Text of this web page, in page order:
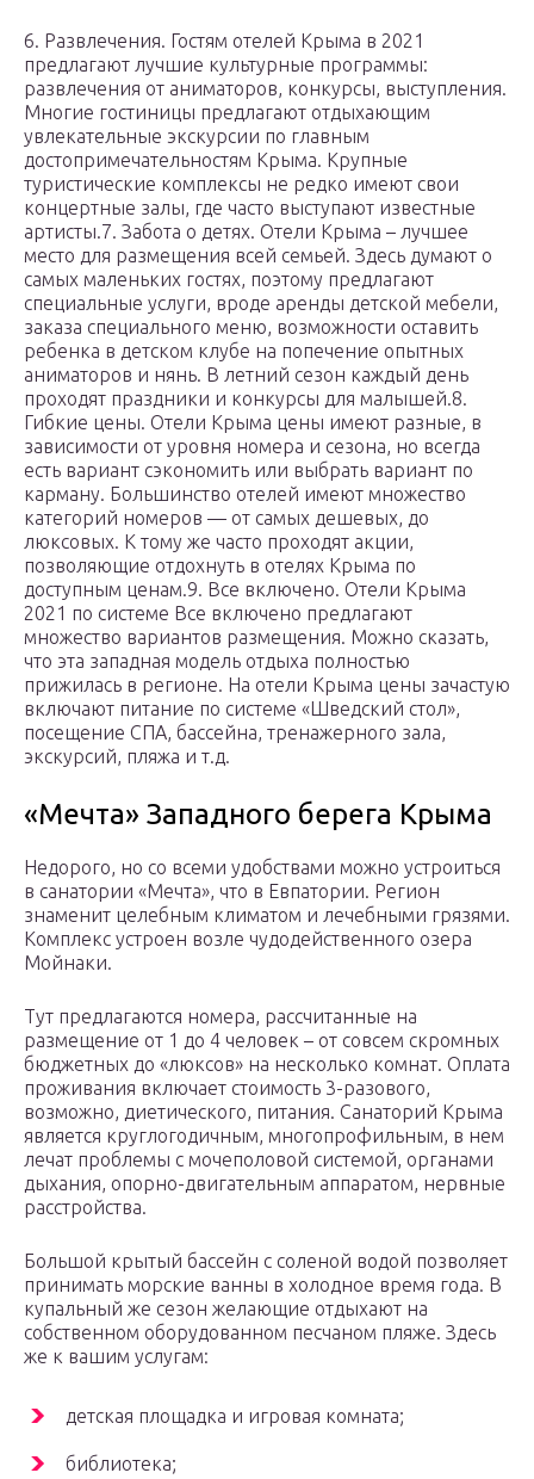
6. Развлечения. Гостям отелей Крыма в 2021
предлагают лучшие культурные программы:
развлечения от аниматоров, конкурсы, выступления.
Многие гостиницы предлагают отдыхающим
увлекательные экскурсии по главным
достопримечательностям Крыма. Крупные
туристические комплексы не редко имеют свои
концертные залы, где часто выступают известные
артисты.7. Забота о детях. Отели Крыма – лучшее
место для размещения всей семьей. Здесь думают о
самых маленьких гостях, поэтому предлагают
специальные услуги, вроде аренды детской мебели,
заказа специального меню, возможности оставить
ребенка в детском клубе на попечение опытных
аниматоров и нянь. В летний сезон каждый день
проходят праздники и конкурсы для малышей.8.
Гибкие цены. Отели Крыма цены имеют разные, в
зависимости от уровня номера и сезона, но всегда
есть вариант сэкономить или выбрать вариант по
карману. Большинство отелей имеют множество
категорий номеров — от самых дешевых, до
люксовых. К тому же часто проходят акции,
позволяющие отдохнуть в отелях Крыма по
доступным ценам.9. Все включено. Отели Крыма
2021 по системе Все включено предлагают
множество вариантов размещения. Можно сказать,
что эта западная модель отдыха полностью
прижилась в регионе. На отели Крыма цены зачастую
включают питание по системе «Шведский стол»,
посещение СПА, бассейна, тренажерного зала,
экскурсий, пляжа и т.д.
«Мечта» Западного берега Крыма
Недорого, но со всеми удобствами можно устроиться
в санатории «Мечта», что в Евпатории. Регион
знаменит целебным климатом и лечебными грязями.
Комплекс устроен возле чудодейственного озера
Мойнаки.
Тут предлагаются номера, рассчитанные на
размещение от 1 до 4 человек – от совсем скромных
бюджетных до «люксов» на несколько комнат. Оплата
проживания включает стоимость 3-разового,
возможно, диетического, питания. Санаторий Крыма
является круглогодичным, многопрофильным, в нем
лечат проблемы с мочеполовой системой, органами
дыхания, опорно-двигательным аппаратом, нервные
расстройства.
Большой крытый бассейн с соленой водой позволяет
принимать морские ванны в холодное время года. В
купальный же сезон желающие отдыхают на
собственном оборудованном песчаном пляже. Здесь
же к вашим услугам:
детская площадка и игровая комната;
библиотека;